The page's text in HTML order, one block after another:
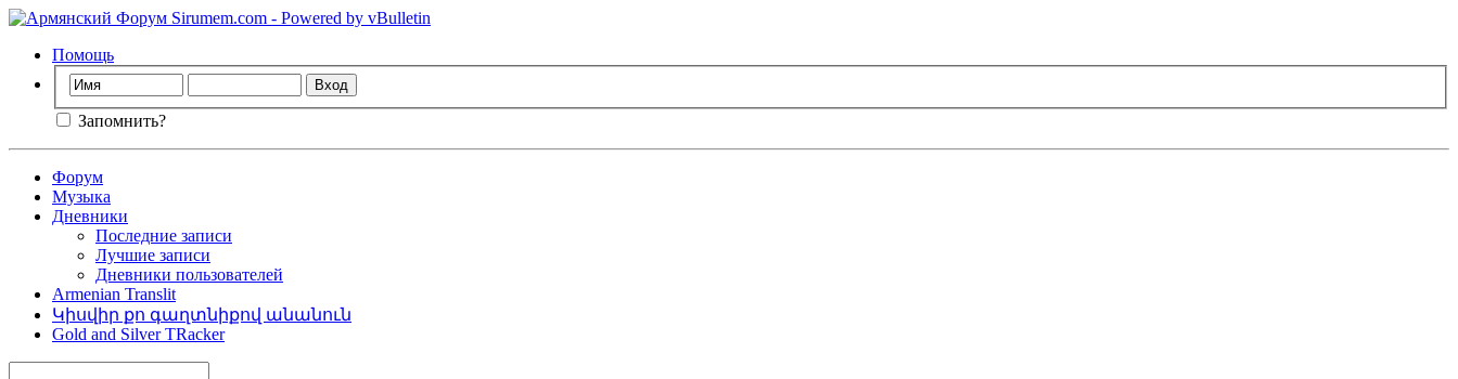
Помощь
Запомнить?
Форум
Музыка
Дневники
Последние записи
Лучшие записи
Дневники пользователей
Armenian Translit
Կիսվիր քո գաղտնիքով անանուն
Gold and Silver TRacker